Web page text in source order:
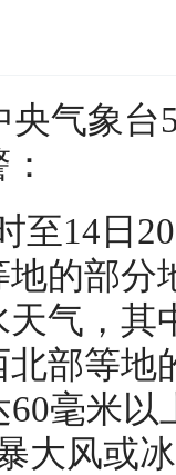
央气象台
至14日
的部分
气，其
部等地
60毫米
大风或